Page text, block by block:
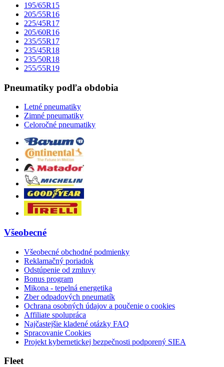
195/65R15
205/55R16
225/45R17
205/60R16
235/55R17
235/45R18
235/50R18
255/55R19
Pneumatiky podľa obdobia
Letné pneumatiky
Zimné pneumatiky
Celoročné pneumatiky
Všeobecné
Všeobecné obchodné podmienky
Reklamačný poriadok
Odstúpenie od zmluvy
Bonus program
Mikona - tepelná energetika
Zber odpadových pneumatík
Ochrana osobných údajov a poučenie o cookies
Affiliate spolupráca
Najčastejšie kladené otázky FAQ
Spracovanie Cookies
Projekt kybernetickej bezpečnosti podporený SIEA
Fleet